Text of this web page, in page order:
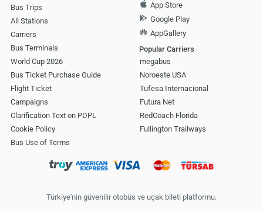
Bus Trips
All Stations
Carriers
Bus Terminals
World Cup 2026
Bus Ticket Purchase Guide
Flight Ticket
Campaigns
Clarification Text on PDPL
Cookie Policy
Bus Use of Terms
App Store
Google Play
AppGallery
Popular Carriers
megabus
Noroeste USA
Tufesa Internacional
Futura Net
RedCoach Florida
Fullington Trailways
Türkiye'nin güvenilir otobüs ve uçak bileti platformu.